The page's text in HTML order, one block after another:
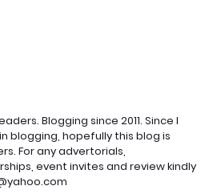
Blogging since 2011. Since I
blogging, hopefully this blog is
For any advertorials,
event invites and review kindly